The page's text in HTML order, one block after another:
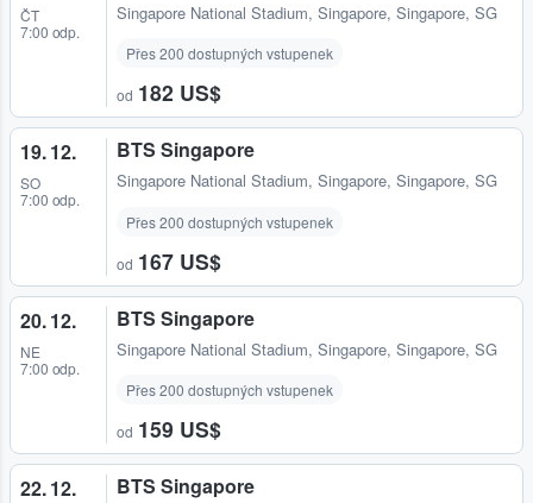
ČT
7:00 odp.
Singapore National Stadium, Singapore, Singapore, SG
Přes 200 dostupných vstupenek
od 182 US$
19. 12.
SO
7:00 odp.
BTS Singapore
Singapore National Stadium, Singapore, Singapore, SG
Přes 200 dostupných vstupenek
od 167 US$
20. 12.
NE
7:00 odp.
BTS Singapore
Singapore National Stadium, Singapore, Singapore, SG
Přes 200 dostupných vstupenek
od 159 US$
22. 12. BTS Singapore